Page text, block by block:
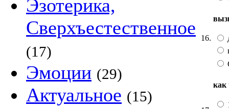
Эзотерика,
Сверхъестественное
(17)
Эмоции (29)
Актуальное (15)
16.
как